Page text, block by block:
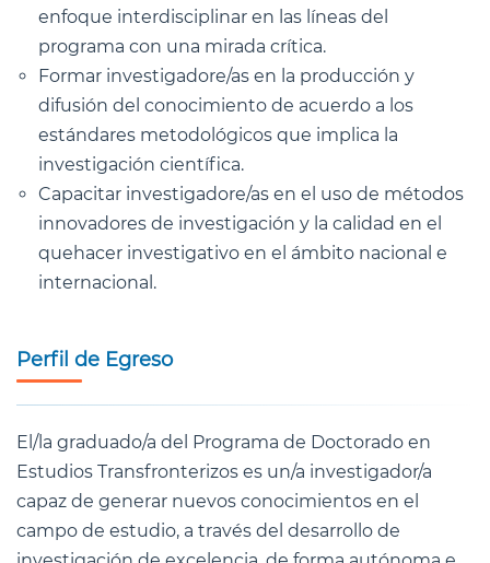
enfoque interdisciplinar en las líneas del
programa con una mirada crítica.
Formar investigadore/as en la producción y
difusión del conocimiento de acuerdo a los
estándares metodológicos que implica la
investigación científica.
Capacitar investigadore/as en el uso de métodos
innovadores de investigación y la calidad en el
quehacer investigativo en el ámbito nacional e
internacional.
Perfil de Egreso
El/la graduado/a del Programa de Doctorado en
Estudios Transfronterizos es un/a investigador/a
capaz de generar nuevos conocimientos en el
campo de estudio, a través del desarrollo de